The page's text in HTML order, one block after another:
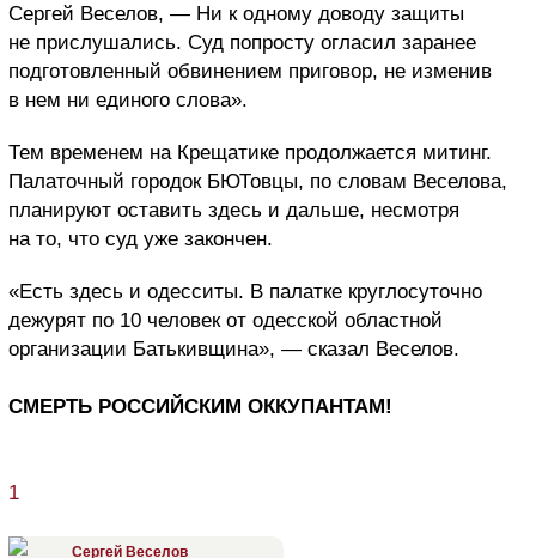
Сергей Веселов, — Ни к одному доводу защиты
не прислушались. Суд попросту огласил заранее
подготовленный обвинением приговор, не изменив
в нем ни единого слова».
Тем временем на Крещатике продолжается митинг.
Палаточный городок БЮТовцы, по словам Веселова,
планируют оставить здесь и дальше, несмотря
на то, что суд уже закончен.
«Есть здесь и одесситы. В палатке круглосуточно
дежурят по 10 человек от одесской областной
организации Батькивщина», — сказал Веселов.
СМЕРТЬ РОССИЙСКИМ ОККУПАНТАМ!
1
Сергей Веселов